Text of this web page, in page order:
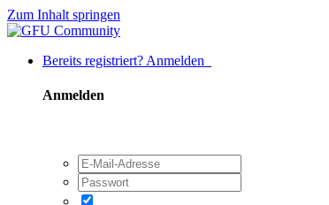
Zum Inhalt springen
Bereits registriert? Anmelden
Anmelden